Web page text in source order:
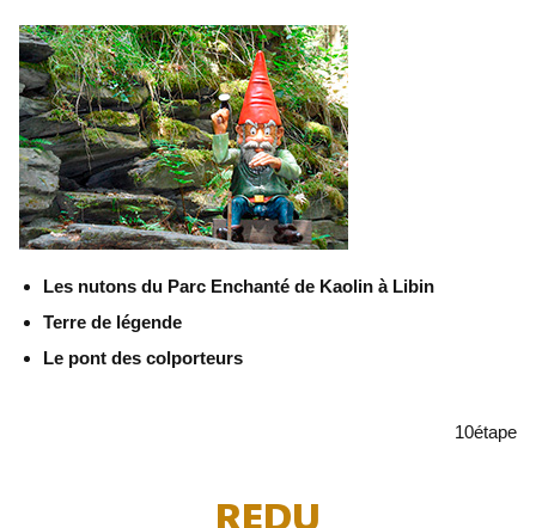
Les nutons du Parc Enchanté de Kaolin à Libin
Terre de légende
Le pont des colporteurs
10étape
REDU